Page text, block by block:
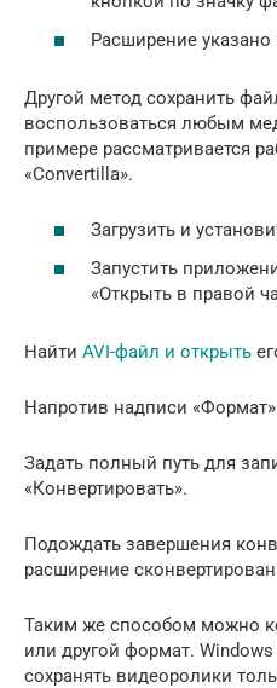
Расширение указано
Другой метод сохранить
воспользоваться любым
примере рассматривается
«Convertilla».
Загрузить и
Запустить
«Открыть в правой
Найти AVI-файл и открыть
Напротив надписи «Формат»
Задать полный путь для
«Конвертировать».
Подождать завершения
расширение
Таким же способом можно
или другой формат.
сохранять видеоролики